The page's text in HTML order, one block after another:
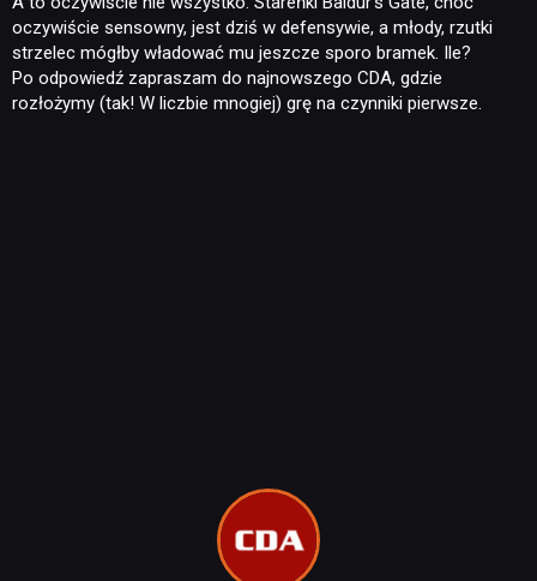
oczywiście sensowny, jest dziś w defensywie, a młody, rzutki
strzelec mógłby władować mu jeszcze sporo bramek. Ile?
Po odpowiedź zapraszam do najnowszego CDA, gdzie
rozłożymy (tak! W liczbie mnogiej) grę na czynniki pierwsze.